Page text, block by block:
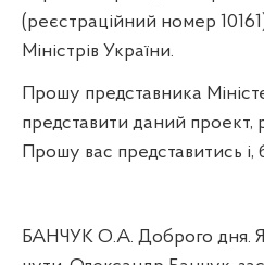
(реєстраційний номер
Міністрів України.
Прошу представника
представити даний проект,
Прошу вас представитись і,
БАНЧУК О.А. Доброго дня.